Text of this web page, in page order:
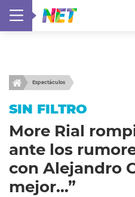
Espectáculos
SIN FILTRO
More Rial
ante los
con Alejandro
mejor…”